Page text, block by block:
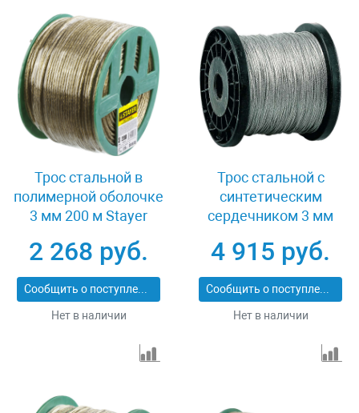
Трос стальной в
полимерной оболочке
3 мм 200 м Stayer
2 268 руб.
Сообщить о поступлении
Нет в наличии
Трос стальной с
синтетическим
сердечником 3 мм
304110-03
4 915 руб.
Сообщить о поступлении
Нет в наличии